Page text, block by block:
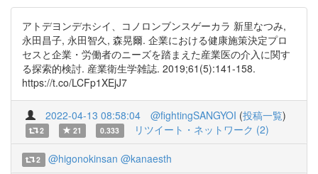
アトデヨンデホシイ、コノロンブンスゲーカラ 新里なつみ,
永田昌子, 永田智久, 森晃爾. 企業における健康施策決定プロ
セスと企業・労働者のニーズを踏まえた産業医の介入に関す
る探索的検討. 産業衛生学雑誌. 2019;61(5):141-158.
https://t.co/LCFp1XEjJ7
2022-04-13 08:58:04 @fightingSANGYOI (投稿一覧)
2 21 0.333 リツイート・ネットワーク (2)
2 @higonokinsan @kanaesth